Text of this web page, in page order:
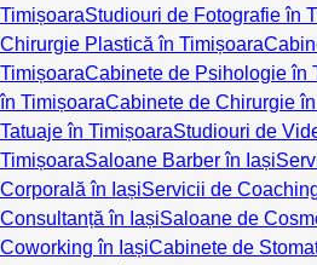
TimișoaraStudiouri de Fotografie în
Chirurgie Plastică în Timișoara
TimișoaraCabinete de Psihologie în
în TimișoaraCabinete de Chirurgie
Tatuaje în TimișoaraStudiouri de
TimișoaraSaloane Barber în Iași
Corporală în IașiServicii de
Consultanță în IașiSaloane de
Coworking în IașiCabinete de